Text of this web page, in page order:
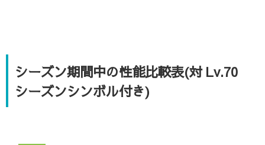
シーズン期間中の性能比較表(対 Lv.70
シーズンシンボル付き)